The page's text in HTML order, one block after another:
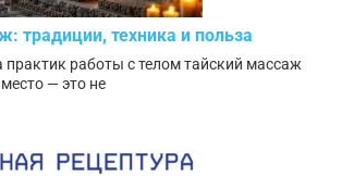
традиции, техника и польза
работы с телом тайский массаж
— это не